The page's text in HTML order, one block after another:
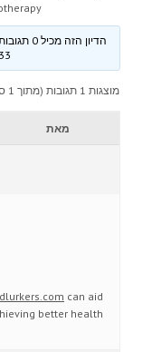
הדיון הזה מכיל 0 תגובות, ויש לו משתתף 1, והוא עודכן לאחרונה ע״י
מוצגות 1 תגובות (מתוך 1 סה״כ)
מאת
can aid
better health.